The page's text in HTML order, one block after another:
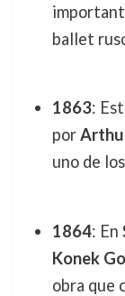
ballet
1863:
por
uno de
1864: En
Konek
obra que